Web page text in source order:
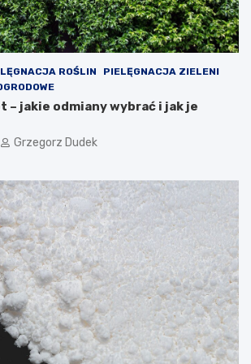
ROŚLIN
PIELĘGNACJA ZIELENI
– jakie odmiany wybrać i jak je
Grzegorz Dudek